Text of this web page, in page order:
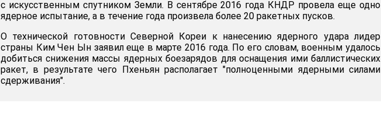
с искусственным спутником Земли. В сентябре 2016 года КНДР провела еще одно
ядерное испытание, а в течение года произвела более 20 ракетных пусков.
О технической готовности Северной Кореи к нанесению ядерного удара лидер
страны Ким Чен Ын заявил еще в марте 2016 года. По его словам, военным удалось
добиться снижения массы ядерных боезарядов для оснащения ими баллистических
ракет, в результате чего Пхеньян располагает "полноценными ядерными силами
сдерживания".